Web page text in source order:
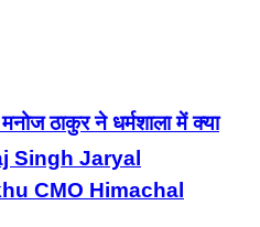
ठाकुर ने धर्मशाला में क्या
Singh Jaryal
CMO Himachal